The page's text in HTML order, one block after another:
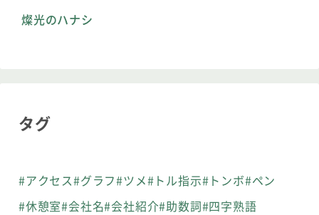
燦光のハナシ
タグ
#アクセス#グラフ#ツメ#トル指示#トンボ#ペン
#休憩室#会社名#会社紹介#助数詞#四字熟語